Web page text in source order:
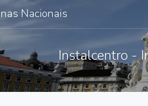
Nacionais
Instalcentro -